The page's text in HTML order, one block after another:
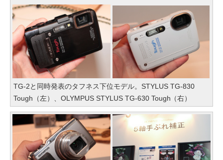
TG-2と同時発表のタフネス下位モデル。STYLUS TG-830
Tough（左）、OLYMPUS STYLUS TG-630 Tough（右）